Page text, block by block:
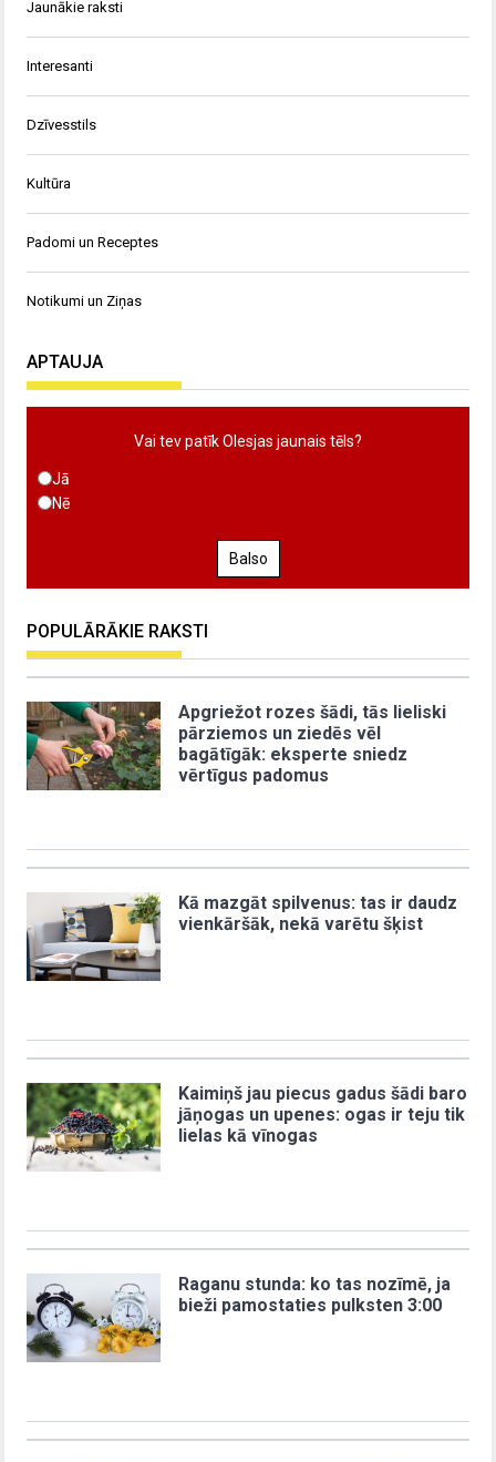
Jaunākie raksti
Interesanti
Dzīvesstils
Kultūra
Padomi un Receptes
Notikumi un Ziņas
APTAUJA
Vai tev patīk Olesjas jaunais tēls?
Jā
Nē
Balso
POPULĀRĀKIE RAKSTI
Apgriežot rozes šādi, tās lieliski
pārziemos un ziedēs vēl
bagātīgāk: eksperte sniedz
vērtīgus padomus
Kā mazgāt spilvenus: tas ir daudz
vienkāršāk, nekā varētu šķist
Kaimiņš jau piecus gadus šādi baro
jāņogas un upenes: ogas ir teju tik
lielas kā vīnogas
Raganu stunda: ko tas nozīmē, ja
bieži pamostaties pulksten 3:00